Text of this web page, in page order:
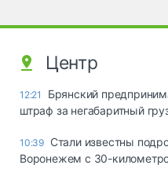
Центр
12:21
Брянский
штраф за негабаритный
10:39 Стали известны
Воронежем с 30-